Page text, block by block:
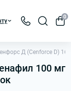
0
Д (Cenforce D)
100 мг